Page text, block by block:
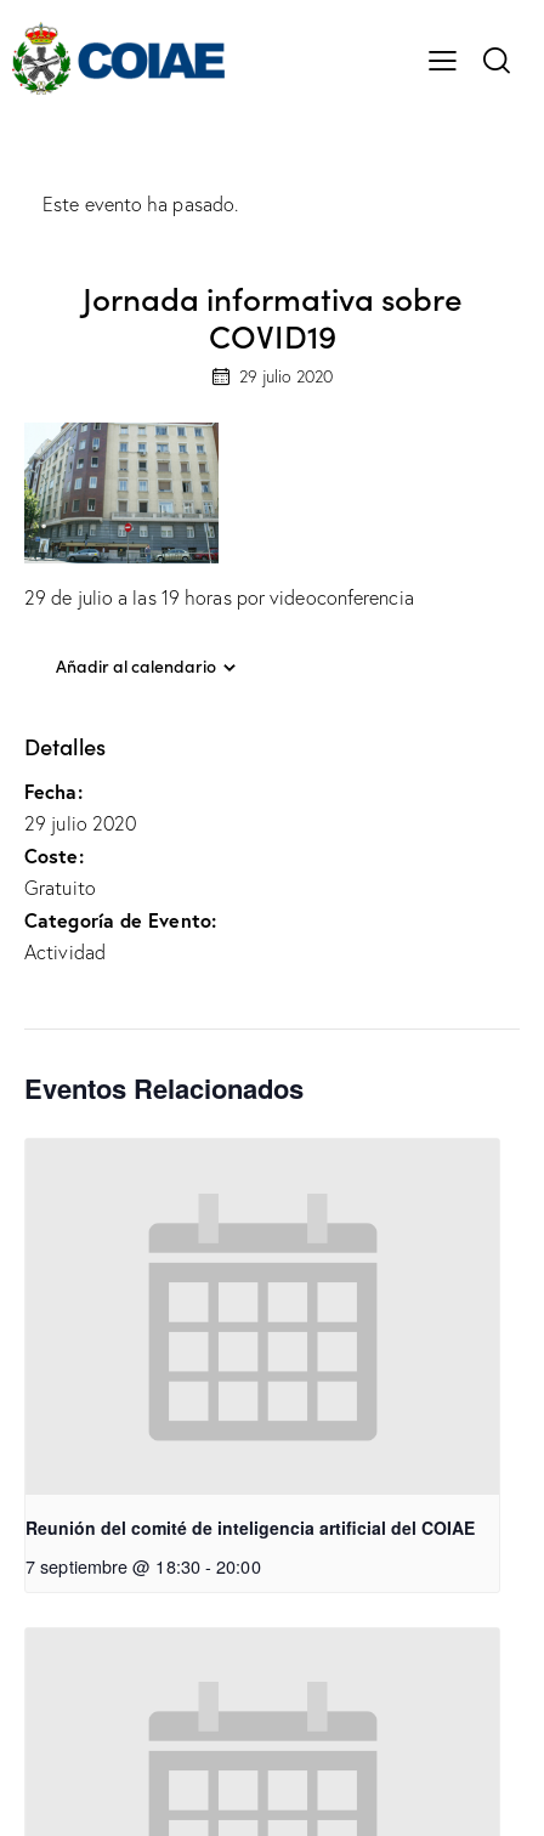
Este evento ha pasado.
Jornada informativa sobre
COVID19
29 julio 2020
29 de julio a las 19 horas por videoconferencia
Añadir al calendario
Detalles
Fecha:
29 julio 2020
Coste:
Gratuito
Categoría de Evento:
Actividad
Eventos Relacionados
Reunión del comité de inteligencia artificial del COIAE
7 septiembre @ 18:30- 20:00